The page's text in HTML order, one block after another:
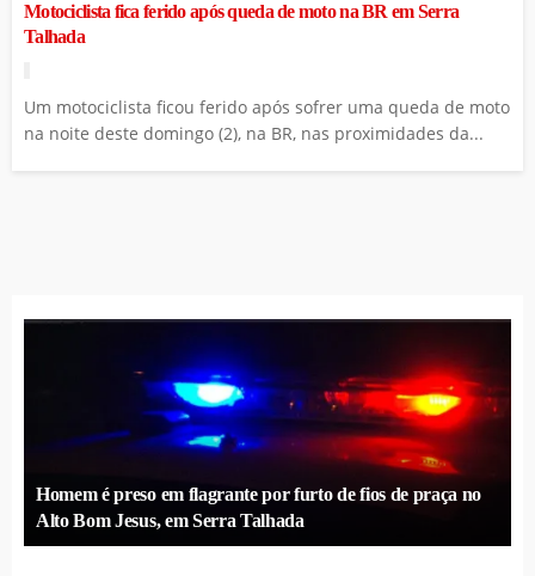
Motociclista fica ferido após queda de moto na BR em Serra
Talhada
Um motociclista ficou ferido após sofrer uma queda de moto
na noite deste domingo (2), na BR, nas proximidades da...
Homem é preso em flagrante por furto de fios de praça no
Alto Bom Jesus, em Serra Talhada